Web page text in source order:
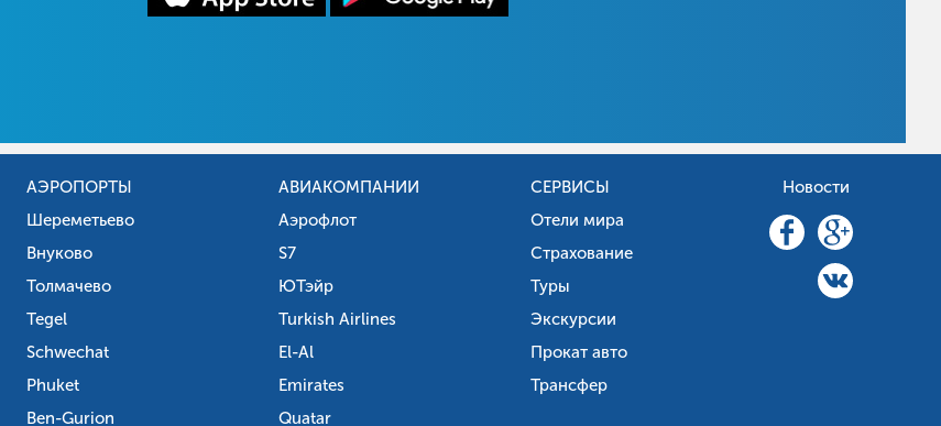
АЭРОПОРТЫ
Шереметьево
Внуково
Толмачево
Tegel
Schwechat
Phuket
Ben-Gurion
АВИАКОМПАНИИ
Аэрофлот
S7
ЮТэйр
Turkish Airlines
El-Al
Emirates
Quatar
СЕРВИСЫ
Отели мира
Страхование
Туры
Экскурсии
Прокат авто
Трансфер
Новости